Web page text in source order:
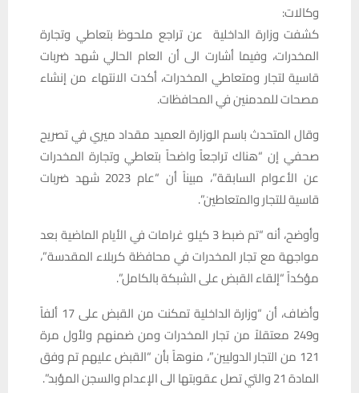
وكالات:
كشفت وزارة الداخلية عن تراجع ملحوظ بتعاطي وتجارة
المخدرات، وفيما أشارت الى أن العام الحالي شهد ضربات
قاسية لتجار ومتعاطي المخدرات، أكدت الانتهاء من إنشاء
مصحات للمدمنين في المحافظات.
وقال المتحدث باسم الوزارة العميد مقداد ميري في تصريح
صحفي إن “هناك تراجعاً واضحاً بتعاطي وتجارة المخدرات
عن الأعوام السابقة”، مبيناً أن “عام 2023 شهد ضربات
قاسية للتجار والمتعاطين”.
وأوضح، أنه “تم ضبط 3 كيلو غرامات في الأيام الماضية بعد
مواجهة مع تجار المخدرات في محافظة كربلاء المقدسة”،
مؤكداً “إلقاء القبض على الشبكة بالكامل”.
وأضاف، أن “وزارة الداخلية تمكنت من القبض على 17 ألفاً
و249 معتقلاً من تجار المخدرات ومن ضمنهم ولأول مرة
121 من التجار الدوليين”، منوهاً بأن “القبض عليهم تم وفق
المادة 21 والتي تصل عقوبتها الى الإعدام والسجن المؤبد”.